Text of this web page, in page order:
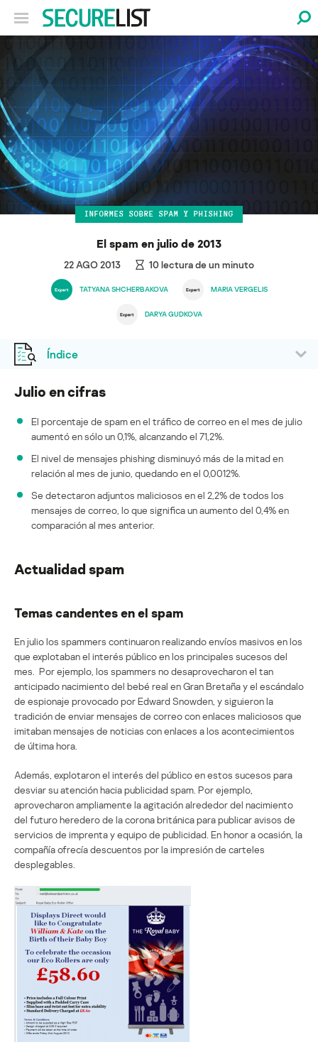
INFORMES SOBRE SPAM Y PHISHING
El spam en julio de 2013
22 AGO 2013 10lectura de un minuto
TATYANA SHCHERBAKOVA MARIA VERGELIS
DARYA GUDKOVA
Índice
Julio en cifras
El porcentaje de spam en el tráfico de correo en el mes de julio
aumentó en sólo un 0,1%, alcanzando el 71,2%.
El nivel de mensajes phishing disminuyó más de la mitad en
relación al mes de junio, quedando en el 0,0012%.
Se detectaron adjuntos maliciosos en el 2,2% de todos los
mensajes de correo, lo que significa un aumento del 0,4% en
comparación al mes anterior.
Actualidad spam
Temas candentes en el spam
En julio los spammers continuaron realizando envíos masivos en los
que explotaban el interés público en los principales sucesos del
mes. Por ejemplo, los spammers no desaprovecharon el tan
anticipado nacimiento del bebé real en Gran Bretaña y el escándalo
de espionaje provocado por Edward Snowden, y siguieron la
tradición de enviar mensajes de correo con enlaces maliciosos que
imitaban mensajes de noticias con enlaces a los acontecimientos
de última hora.
Además, explotaron el interés del público en estos sucesos para
desviar su atención hacia publicidad spam. Por ejemplo,
aprovecharon ampliamente la agitación alrededor del nacimiento
del futuro heredero de la corona británica para publicar avisos de
servicios de imprenta y equipo de publicidad. En honor a ocasión, la
compañía ofrecía descuentos por la impresión de carteles
desplegables.